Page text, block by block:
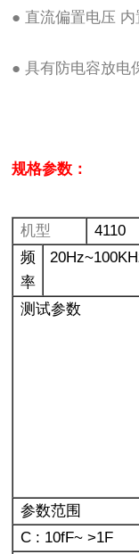
● 直流偏置电压
● 具有防电容放电
规格参数：
机型 4110
频
率
测试参数
参数范围
C : 10fF~ >1F